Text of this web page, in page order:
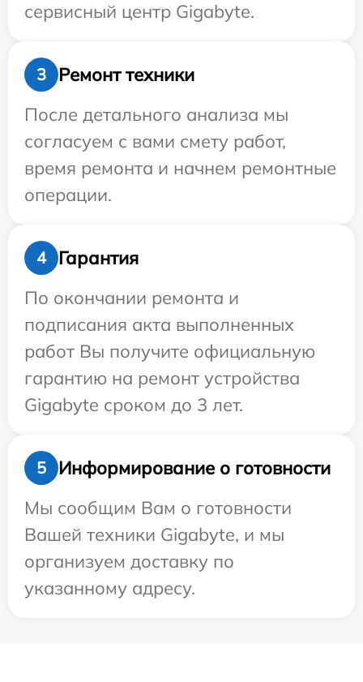
сервисный центр Gigabyte.
3
Ремонт техники
После детального анализа мы
согласуем с вами смету работ,
время ремонта и начнем ремонтные
операции.
4
Гарантия
По окончании ремонта и
подписания акта выполненных
работ Вы получите официальную
гарантию на ремонт устройства
Gigabyte сроком до 3 лет.
5
Информирование о готовности
Мы сообщим Вам о готовности
Вашей техники Gigabyte, и мы
организуем доставку по
указанному адресу.